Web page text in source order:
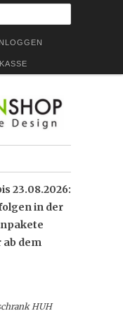
KASSE
23.08.2026:
in der
dem
HUH